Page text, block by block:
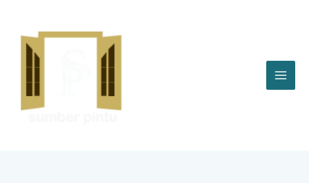
content